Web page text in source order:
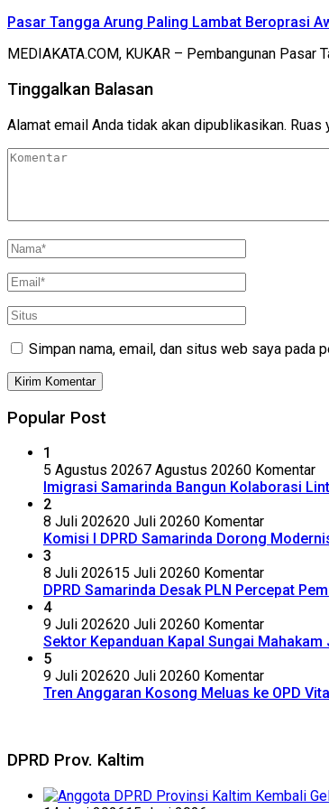
Pasar Tangga Arung Paling Lambat Beroprasi
MEDIAKATA.COM, KUKAR – Pembangunan
Tinggalkan Balasan
Alamat email Anda tidak akan dipublikasikan. Ruas
Simpan nama, email, dan situs web saya pada
Popular Post
1
5 Agustus 20267 Agustus 20260 Komentar
Imigrasi Samarinda Bangun Kolaborasi
2
8 Juli 202620 Juli 20260 Komentar
Komisi I DPRD Samarinda Dorong
3
8 Juli 202615 Juli 20260 Komentar
DPRD Samarinda Desak PLN Percepat
4
9 Juli 202620 Juli 20260 Komentar
Sektor Kepanduan Kapal Sungai
5
9 Juli 202620 Juli 20260 Komentar
Tren Anggaran Kosong Meluas ke OPD
DPRD Prov. Kaltim